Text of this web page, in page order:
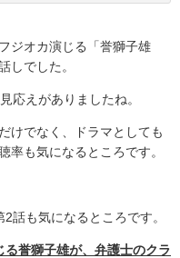
ジオカ演じる「誉獅子雄
しでした。
応えがありましたね。
けでなく、ドラマとしても
率も気になるところです。
2話も気になるところです。
誉獅子雄が、弁護士のクラ